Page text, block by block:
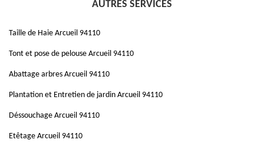
AUTRES SERVICES
Taille de Haie Arcueil 94110
Tont et pose de pelouse Arcueil 94110
Abattage arbres Arcueil 94110
Plantation et Entretien de jardin Arcueil 94110
Déssouchage Arcueil 94110
Etêtage Arcueil 94110